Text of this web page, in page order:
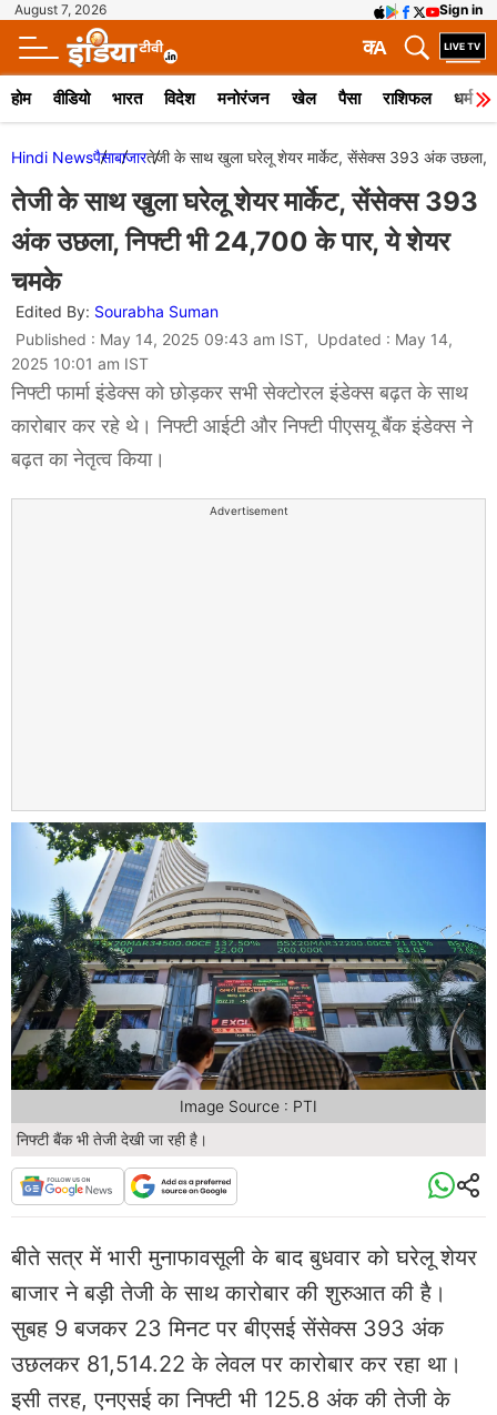
August 7, 2026 Sign in
A
क
होम वीडियो भारत विदेश मनोरंजन खेल पैसा राशिफल धर्म
Hindi Newsपैसाबाजारतेजी के साथ खुला घरेलू शेयर मार्केट, सेंसेक्स 393 अंक उछला,
तेजी के साथ खुला घरेलू शेयर मार्केट, सेंसेक्स 393
अंक उछला, निफ्टी भी 24,700 के पार, ये शेयर
चमके
Edited By: Sourabha Suman
Published : May 14, 2025 09:43 am IST, Updated : May 14,
2025 10:01 am IST
निफ्टी फार्मा इंडेक्स को छोड़कर सभी सेक्टोरल इंडेक्स बढ़त के साथ
कारोबार कर रहे थे। निफ्टी आईटी और निफ्टी पीएसयू बैंक इंडेक्स ने
बढ़त का नेतृत्व किया।
Advertisement
निफ्टी बैंक भी तेजी देखी जा रही है।
Image Source : PTI
बीते सत्र में भारी मुनाफावसूली के बाद बुधवार को घरेलू शेयर
बाजार ने बड़ी तेजी के साथ कारोबार की शुरुआत की है।
सुबह 9 बजकर 23 मिनट पर बीएसई सेंसेक्स 393 अंक
उछलकर 81,514.22 के लेवल पर कारोबार कर रहा था।
इसी तरह, एनएसई का निफ्टी भी 125.8 अंक की तेजी के